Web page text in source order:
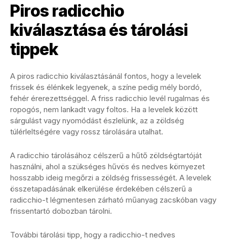
Piros radicchio
kiválasztása és tárolási
tippek
A piros radicchio kiválasztásánál fontos, hogy a levelek
frissek és élénkek legyenek, a színe pedig mély bordó,
fehér érerezettséggel. A friss radicchio levél rugalmas és
ropogós, nem lankadt vagy foltos. Ha a levelek között
sárgulást vagy nyomódást észlelünk, az a zöldség
túlérleltségére vagy rossz tárolására utalhat.
A radicchio tárolásához célszerű a hűtő zöldségtartóját
használni, ahol a szükséges hűvös és nedves környezet
hosszabb ideig megőrzi a zöldség frissességét. A levelek
összetapadásának elkerülése érdekében célszerű a
radicchio-t légmentesen zárható műanyag zacskóban vagy
frissentartó dobozban tárolni.
További tárolási tipp, hogy a radicchio-t nedves